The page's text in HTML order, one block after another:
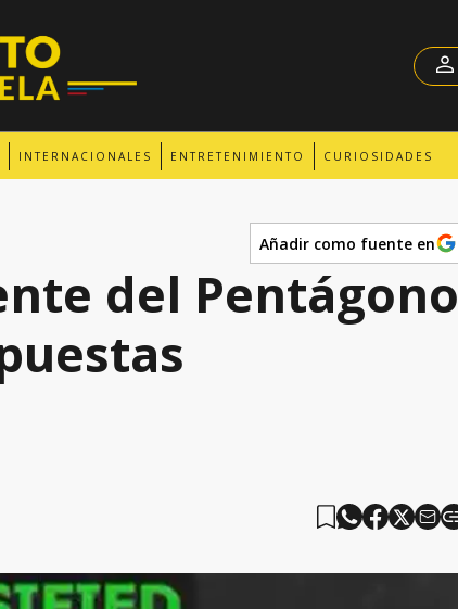
INTERNACIONALES ENTRETENIMIENTO CURIOSIDADES
Añadir como fuente en
del Pentágono